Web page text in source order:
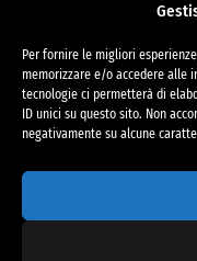
Per fornire le migliori
memorizzare e/o accedere alle
tecnologie ci permetterà di
ID unici su questo sito. Non
negativamente su alcune
Albo Pretorio
Bilanci
Bandi di